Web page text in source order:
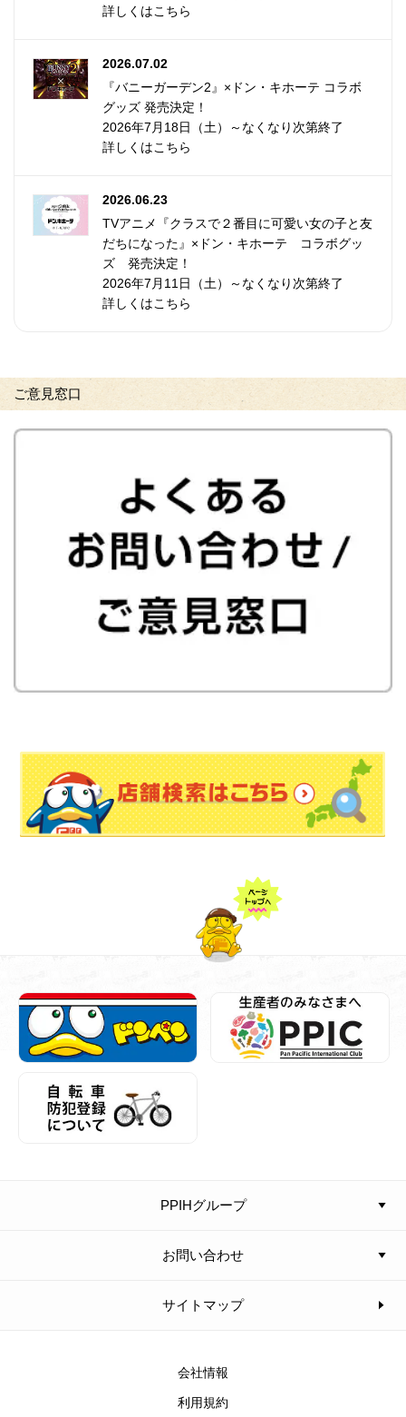
詳しくはこちら
2026.07.02
『バニーガーデン2』×ドン・キホーテ コラボ
グッズ 発売決定！
2026年7月18日（土）～なくなり次第終了
詳しくはこちら
2026.06.23
TVアニメ『クラスで２番目に可愛い女の子と友
だちになった』×ドン・キホーテ コラボグッ
ズ 発売決定！
2026年7月11日（土）～なくなり次第終了
詳しくはこちら
ご意見窓口
PPIHグループ
お問い合わせ
サイトマップ
会社情報
利用規約